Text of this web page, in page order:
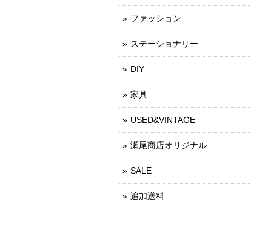
ファッション
ステーショナリー
DIY
家具
USED&VINTAGE
瀬尾商店オリジナル
SALE
追加送料